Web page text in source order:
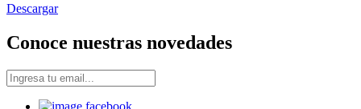
Descargar
Conoce nuestras novedades
facebook